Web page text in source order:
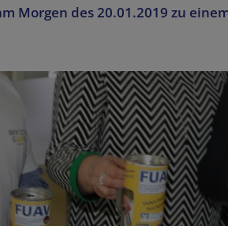
Morgen des 20.01.2019 zu